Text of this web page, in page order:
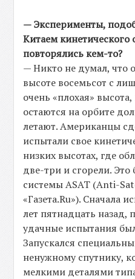
— Эксперименты,
Китаем кинетического
повторялись кем-то?
— Никто не думал, что
высоте восемьсот с
очень «плохая»
остаются на орбите
летают. Американцы
испытали свое
низких высотах, где
две-три и сгорели.
системы ASAT (Anti-
«Газета.Ru»). Сначала
лет пятнадцать назад,
удачные испытания
Запускался
ненужному спутнику,
мелкими деталями